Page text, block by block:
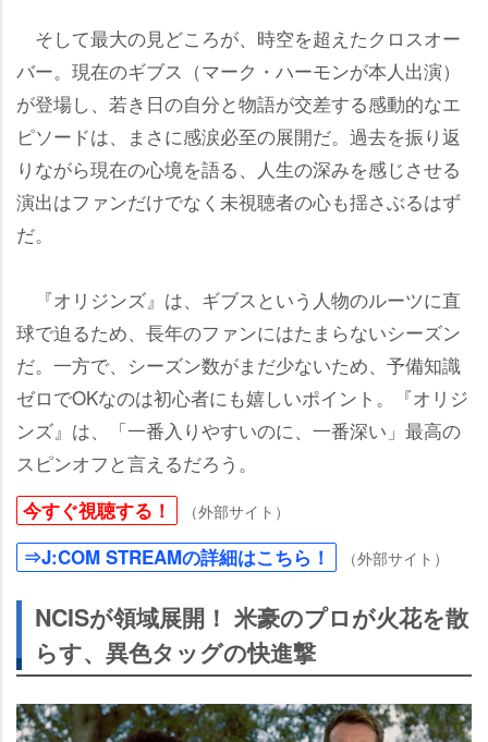
そして最大の見どころが、時空を超えたクロスオー
バー。現在のギブス（マーク・ハーモンが本人出演）
が登場し、若き日の自分と物語が交差する感動的なエ
ピソードは、まさに感涙必至の展開だ。過去を振り返
りながら現在の心境を語る、人生の深みを感じさせる
演出はファンだけでなく未視聴者の心も揺さぶるはず
だ。
『オリジンズ』は、ギブスという人物のルーツに直
球で迫るため、長年のファンにはたまらないシーズン
だ。一方で、シーズン数がまだ少ないため、予備知識
ゼロでOKなのは初心者にも嬉しいポイント。『オリジ
ンズ』は、「一番入りやすいのに、一番深い」最高の
スピンオフと言えるだろう。
今すぐ視聴する！ （外部サイト）
⇒J:COM STREAMの詳細はこちら！ （外部サイト）
NCISが領域展開！ 米豪のプロが火花を散
らす、異色タッグの快進撃